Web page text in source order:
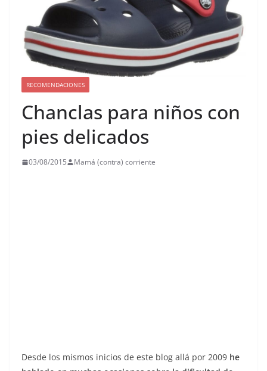
RECOMENDACIONES
Chanclas para niños con
pies delicados
03/08/2015 Mamá (contra) corriente
Desde los mismos inicios de este blog allá por 2009 he